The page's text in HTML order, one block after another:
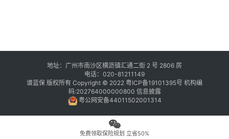
地址：广州市南沙区横沥镇汇通二街 2 号 2806 房
电话：020-81211149
谱蓝保 版权所有 Copyright © 2022 粤ICP备19101395号 机构编
码:202764000000800 信息披露
粤公网安备44011502001314
免费领取保险规划 立省50%